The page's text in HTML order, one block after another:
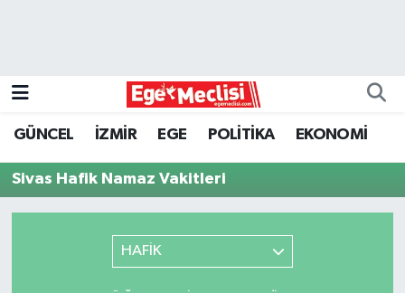
GÜNCEL İZMİR EGE POLİTİKA EKONOMİ
Sivas Hafik Namaz Vakitleri
HAFİK
GÜNCEL
ÖZEL HABER